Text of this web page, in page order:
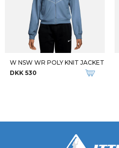
W NSW WR POLY KNIT JACKET
DKK 530